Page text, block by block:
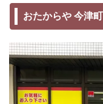
おたからや 今津